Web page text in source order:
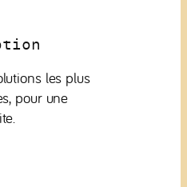
les plus
pour une